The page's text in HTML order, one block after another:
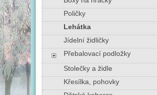
Poličky
Lehátka
Jídelní židličky
Přebalovací podložky
Stolečky a židle
Křesílka, pohovky